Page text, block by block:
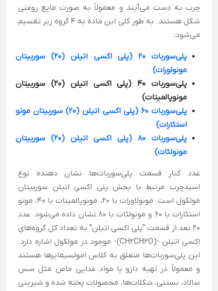
چرب به دست می‌آیند و معمولاً به صورت مایع روغنی
شکل هستند.
به طور کلی این ماده به 4 گروه زیر تقسیم
می‌شود:
پلی‌سوربات 20 (پلی اکسی اتیلن (20) سوربیتان
مونولورات)
پلی‌سوربات 40 (پلی اکسی اتیلن (20) سوربیتان
مونوپالمیتات)
پلی‌سوربات 60 (پلی اکسی اتیلن (20) سوربیتان مونو
استئارات)
پلی‌سوربات 80 (پلی اکسی اتیلن (20) سوربیتان
مونولئات)
عدد کنار قسمت پلی‌سوربات‌ها نشان دهنده نوع
اسیدچرب مرتبط با بخش پلی اکسی اتیلن سوربیتان
مولکول است. مونولاورات با 20، مونوپالمیتات با 40، مونو
استئارات با 60 و مونولئات با 80 نشان داده می‌شود. عدد
20 بعد از قسمت "پلی اکسی اتیلن" به تعداد کل گروه‌های
اکسی اتیلن -(CH2CH2O)- موجود در مولکول اشاره دارد.
این پلی‌سوربات‌ها متعلق به کلاس امولسیفایرها هستند
و معمولاً در تهیه دارو یا مواد غذایی خاص مثل سس
سالاد، بستنی، شکلات‌ها، محصولات پخته شده و شیرینی